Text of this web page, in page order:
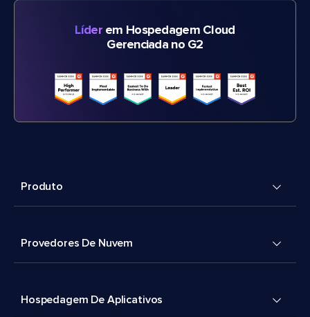
Líderem Hospedagem Cloud
Gerenciada no G2
Produto
Provedores De Nuvem
Hospedagem De Aplicativos